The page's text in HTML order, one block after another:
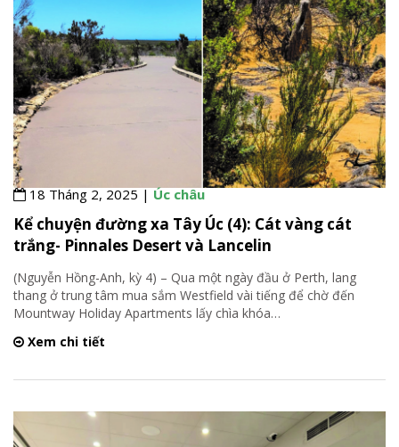
18 Tháng 2, 2025 |Úc châu
Kể chuyện đường xa Tây Úc (4): Cát vàng cát
trắng- Pinnales Desert và Lancelin
(Nguyễn Hồng-Anh, kỳ 4) – Qua một ngày đầu ở Perth, lang
thang ở trung tâm mua sắm Westfield vài tiếng để chờ đến
Mountway Holiday Apartments lấy chìa khóa…
Xem chi tiết